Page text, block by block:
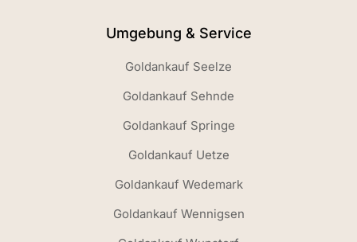
Umgebung & Service
Goldankauf Seelze
Goldankauf Sehnde
Goldankauf Springe
Goldankauf Uetze
Goldankauf Wedemark
Goldankauf Wennigsen